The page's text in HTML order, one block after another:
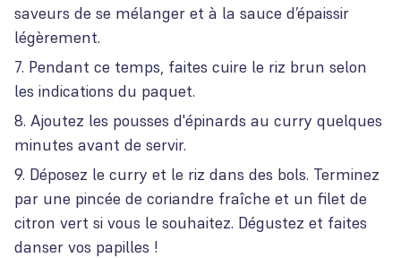
saveurs de se mélanger et à la sauce d’épaissir
légèrement.
Pendant ce temps, faites cuire le riz brun selon
les indications du paquet.
Ajoutez les pousses d'épinards au curry quelques
minutes avant de servir.
Déposez le curry et le riz dans des bols. Terminez
par une pincée de coriandre fraîche et un filet de
citron vert si vous le souhaitez. Dégustez et faites
danser vos papilles !